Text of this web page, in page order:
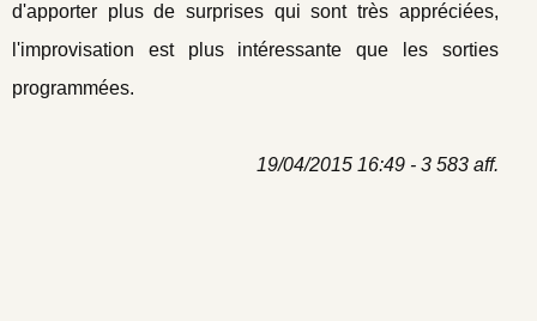
d'apporter plus de surprises qui sont très appréciées,
l'improvisation est plus intéressante que les sorties
programmées.
19/04/2015 16:49 - 3 583 aff.